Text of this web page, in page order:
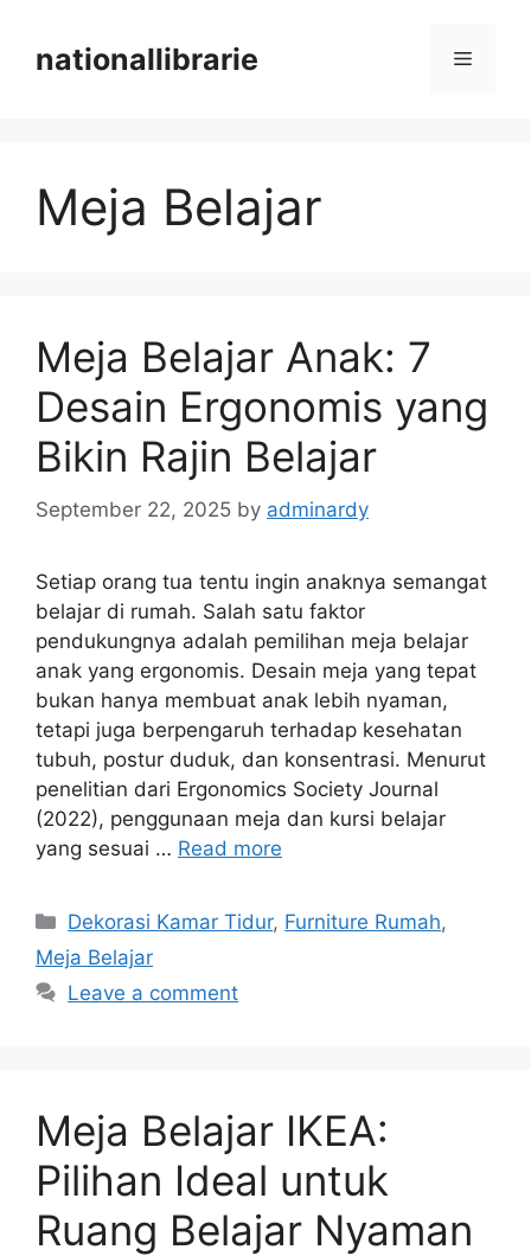
contentnationallibrarie Menu
Meja Belajar
Meja Belajar Anak: 7
Desain Ergonomis yang
Bikin Rajin Belajar
September 22, 2025 by adminardy
Setiap orang tua tentu ingin anaknya semangat
belajar di rumah. Salah satu faktor
pendukungnya adalah pemilihan meja belajar
anak yang ergonomis. Desain meja yang tepat
bukan hanya membuat anak lebih nyaman,
tetapi juga berpengaruh terhadap kesehatan
tubuh, postur duduk, dan konsentrasi. Menurut
penelitian dari Ergonomics Society Journal
(2022), penggunaan meja dan kursi belajar
yang sesuai … Read more
Categories
Dekorasi Kamar Tidur, Furniture Rumah,
Meja Belajar
Leave a comment
Meja Belajar IKEA:
Pilihan Ideal untuk
Ruang Belajar Nyaman